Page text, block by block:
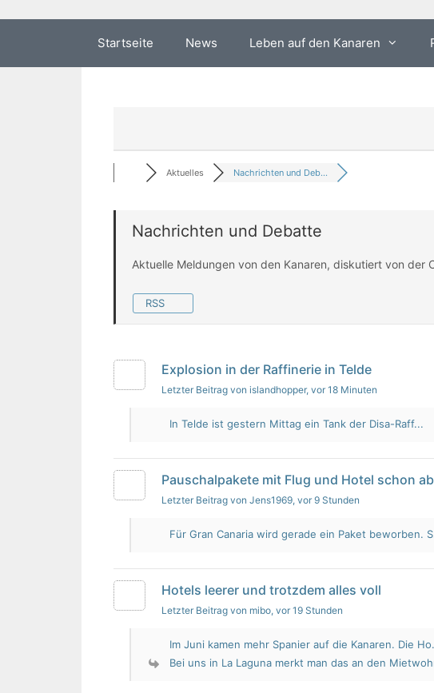
Startseite News Leben auf den Kanaren
Aktuelles Nachrichten und Deb...
Nachrichten und Debatte
Aktuelle Meldungen von den Kanaren, diskutiert von der
RSS
Explosion in der Raffinerie in Telde
Letzter Beitrag von islandhopper, vor 18 Minuten
In Telde ist gestern Mittag ein Tank der Disa-Raff...
Pauschalpakete mit Flug und Hotel schon
Letzter Beitrag von Jens1969, vor 9 Stunden
Für Gran Canaria wird gerade ein Paket beworben.
Hotels leerer und trotzdem alles voll
Letzter Beitrag von mibo, vor 19 Stunden
Im Juni kamen mehr Spanier auf die Kanaren. Die
Bei uns in La Laguna merkt man das an den